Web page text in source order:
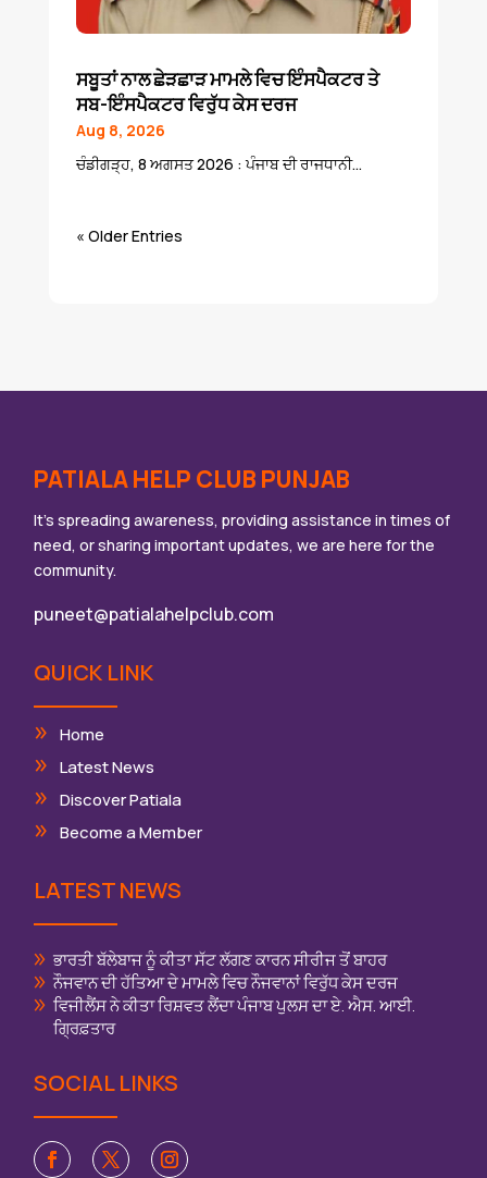
ਸਬੂਤਾਂ ਨਾਲ ਛੇੜਛਾੜ ਮਾਮਲੇ ਵਿਚ ਇੰਸਪੈਕਟਰ ਤੇ
ਸਬ-ਇੰਸਪੈਕਟਰ ਵਿਰੁੱਧ ਕੇਸ ਦਰਜ
Aug 8, 2026
ਚੰਡੀਗੜ੍ਹ, 8 ਅਗਸਤ 2026 : ਪੰਜਾਬ ਦੀ ਰਾਜਧਾਨੀ...
« Older Entries
PATIALA HELP CLUB PUNJAB
It’s spreading awareness, providing assistance in times of
need, or sharing important updates, we are here for the
community.
puneet@patialahelpclub.com
QUICK LINK
Home
Latest News
Discover Patiala
Become a Member
LATEST NEWS
ਭਾਰਤੀ ਬੱਲੇਬਾਜ ਨੂੰ ਕੀਤਾ ਸੱਟ ਲੱਗਣ ਕਾਰਨ ਸੀਰੀਜ ਤੋਂ ਬਾਹਰ
ਨੌਜਵਾਨ ਦੀ ਹੱਤਿਆ ਦੇ ਮਾਮਲੇ ਵਿਚ ਨੌਜਵਾਨਾਂ ਵਿਰੁੱਧ ਕੇਸ ਦਰਜ
ਵਿਜੀਲੈਂਸ ਨੇ ਕੀਤਾ ਰਿਸ਼ਵਤ ਲੈਂਦਾ ਪੰਜਾਬ ਪੁਲਸ ਦਾ ਏ. ਐਸ. ਆਈ.
ਗ੍ਰਿਫ਼ਤਾਰ
SOCIAL LINKS